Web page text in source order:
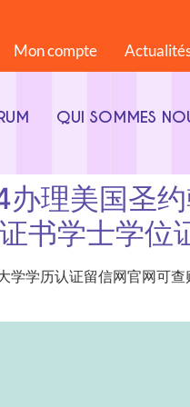
Mon compte
QUI SOMMES
理美国圣约
书学士学位
学历认证留信网官网可查